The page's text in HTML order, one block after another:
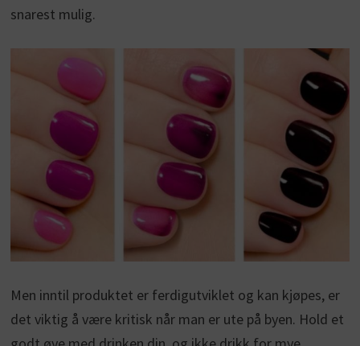
snarest mulig.
Men inntil produktet er ferdigutviklet og kan kjøpes, er
det viktig å være kritisk når man er ute på byen. Hold et